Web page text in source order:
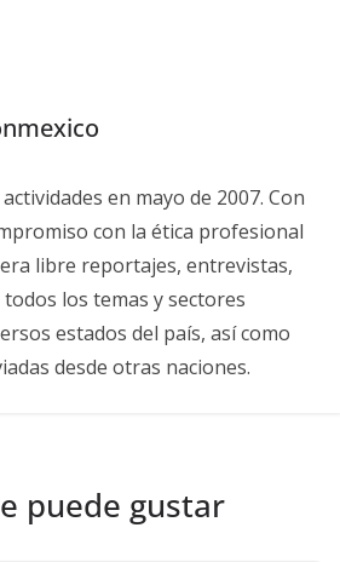
en mayo de 2007. Con
con la ética profesional
libre reportajes, entrevistas,
los temas y sectores
estados del país, así como
desde otras naciones.
puede gustar